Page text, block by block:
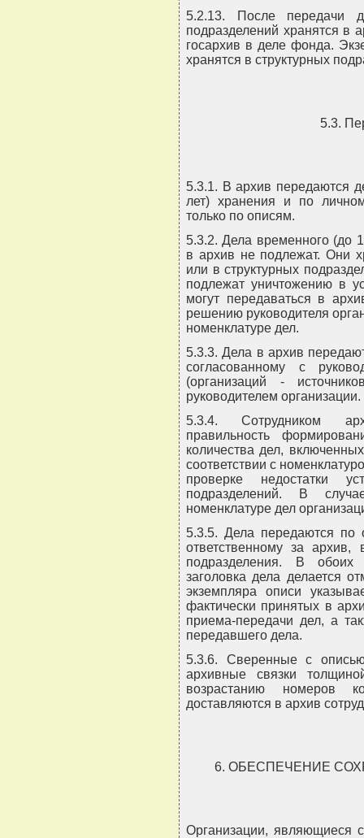
5.2.13. После передачи
подразделений хранятся в
госархив в деле фонда.
хранятся в структурных
5.3.
5.3.1. В архив передаются
лет) хранения и по
только по описям.
5.3.2. Дела временного (до
в архив не подлежат. Они
или в структурных
подлежат уничтожению в
могут передаваться в
решению руководителя
номенклатуре дел.
5.3.3. Дела в архив
согласованному с
(организаций -
руководителем организации.
5.3.4. Сотрудником
правильность
количества дел,
соответствии с
проверке недостатки
подразделений. В
номенклатуре дел
5.3.5. Дела передаются по
ответственному за архив,
подразделения. В обоих
заголовка дела делается
экземпляра описи
фактически принятых в
приема-передачи дел, а
передавшего дела.
5.3.6. Сверенные с
архивные связки
возрастанию номеров
доставляются в архив
6. ОБЕСПЕЧЕНИЕ
Организации, являющиеся